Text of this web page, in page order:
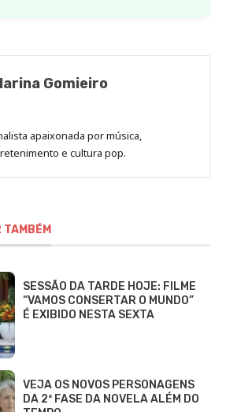
Gomieiro
apaixonada por música,
e cultura pop.
TAMBÉM
SESSÃO DA TARDE HOJE: FILME
“VAMOS CONSERTAR O MUNDO”
É EXIBIDO NESTA SEXTA
VEJA OS NOVOS PERSONAGENS
DA 2ª FASE DA NOVELA ALÉM DO